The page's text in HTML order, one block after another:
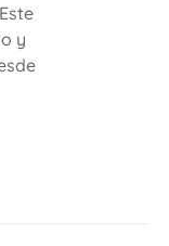
y